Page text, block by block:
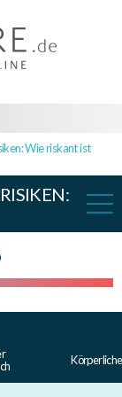
Wie riskant ist